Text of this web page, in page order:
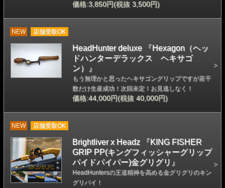
価格:3,850円(税抜 3,500円)
NEW 店舗受取OK
HeadHunter deluxe 『Hexagon（ヘッ
ドハンターデラックス ヘキサゴ
ン）』
もう無理かと思ったヘキサゴングリップですが若干
数だけ生産成功！次回未定！お見逃しなく！
価格:44,000円(税抜 40,000円)
NEW 店舗受取OK
Brightliver x Headz 『KING FISHER
GRIP PP(キングフィッシャーグリップ
パイドパイパー)金グリグリ』
HeadHuntersの王道精神を高める金グリグリのキン
グリパイ！